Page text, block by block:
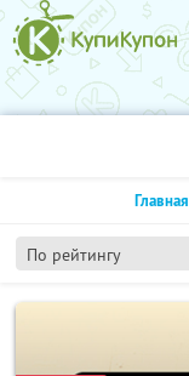
По рейтингу
Главная